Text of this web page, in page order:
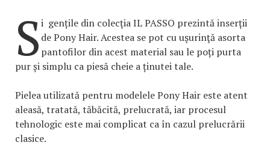
Si gențile din colecţia IL PASSO prezintă inserții
de Pony Hair. Acestea se pot cu uşurinţă asorta
pantofilor din acest material sau le poți purta
pur și simplu ca piesă cheie a ținutei tale.
Pielea utilizată pentru modelele Pony Hair este atent
aleasă, tratată, tăbăcită, prelucrată, iar procesul
tehnologic este mai complicat ca în cazul prelucrării
clasice.